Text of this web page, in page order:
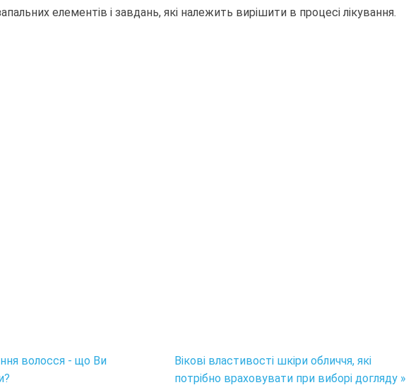
елементів і завдань, які належить вирішити в процесі лікування.
волосся - що Ви
Вікові властивості шкіри обличчя, які
потрібно враховувати при виборі догляду »